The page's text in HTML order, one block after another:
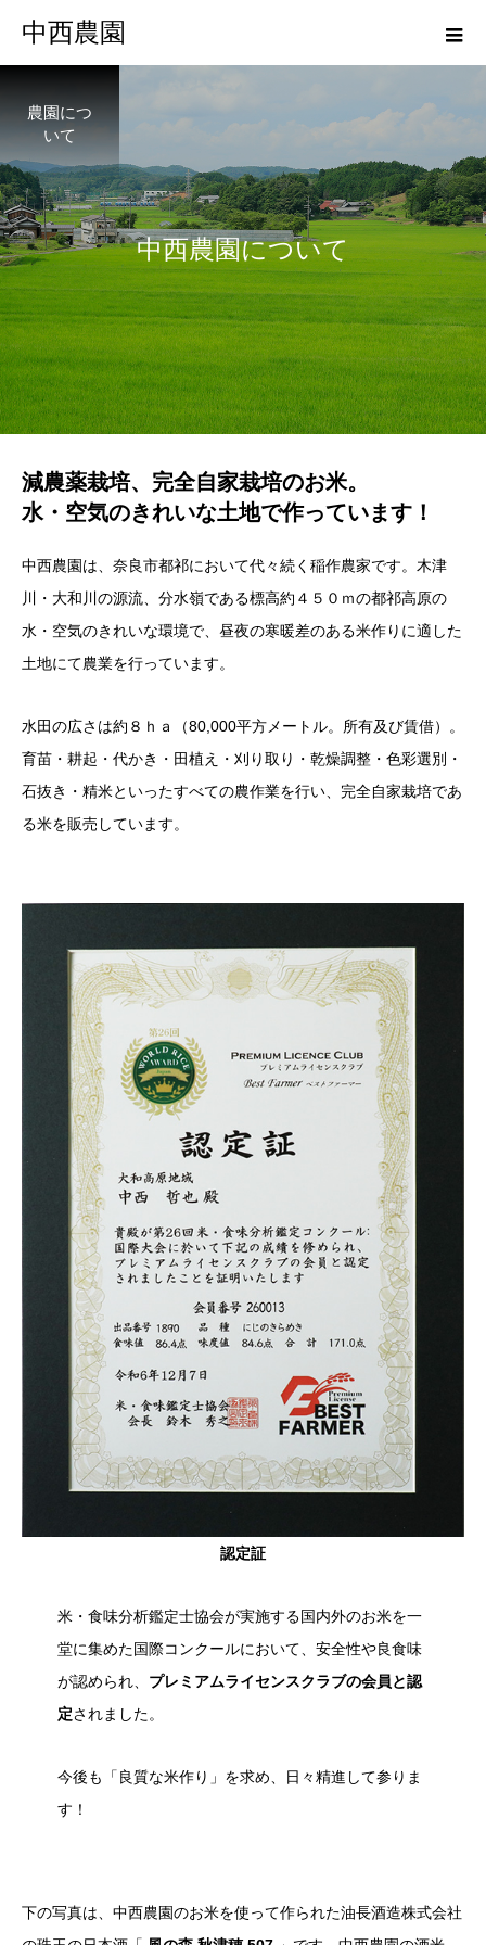
中西農園
農園につ
いて
中西農園について
減農薬栽培、完全自家栽培のお米。
水・空気のきれいな土地で作っています！
中西農園は、奈良市都祁において代々続く稲作農家です。木津
川・大和川の源流、分水嶺である標高約４５０ｍの都祁高原の
水・空気のきれいな環境で、昼夜の寒暖差のある米作りに適した
土地にて農業を行っています。
水田の広さは約８ｈａ（80,000平方メートル。所有及び賃借）。
育苗・耕起・代かき・田植え・刈り取り・乾燥調整・色彩選別・
石抜き・精米といったすべての農作業を行い、完全自家栽培であ
る米を販売しています。
認定証
米・食味分析鑑定士協会が実施する国内外のお米を一
堂に集めた国際コンクールにおいて、安全性や良食味
が認められ、 プレミアムライセンスクラブの会員と認
定されました。
今後も「良質な米作り」を求め、日々精進して参りま
す！
下の写真は、中西農園のお米を使って作られた油長酒造株式会社